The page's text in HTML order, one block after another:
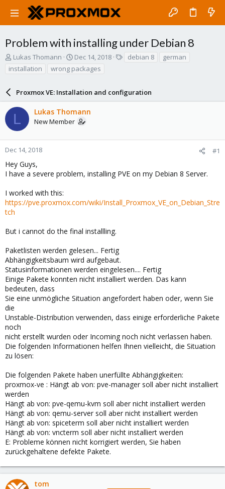
Problem with installing under Debian 8
T
r
d
s
a
r
r
Lukas Thomann
S
a
t
d
a
t
Dec 14, 2018 debian 8
german
installation
wrong packages
Proxmox VE: Installation and configuration
L Lukas Thomann
New Member
Dec 14, 2018 #1
Hey Guys,
I have a severe problem, installing PVE on my Debian 8 Server.
I worked with this:
https://pve.proxmox.com/wiki/Install_Proxmox_VE_on_Debian_Stre
tch
But i cannot do the final installling.
Paketlisten werden gelesen... Fertig
Abhängigkeitsbaum wird aufgebaut.
Statusinformationen werden eingelesen.... Fertig
Einige Pakete konnten nicht installiert werden. Das kann
bedeuten, dass
Sie eine unmögliche Situation angefordert haben oder, wenn Sie
die
Unstable-Distribution verwenden, dass einige erforderliche Pakete
noch
nicht erstellt wurden oder Incoming noch nicht verlassen haben.
Die folgenden Informationen helfen Ihnen vielleicht, die Situation
zu lösen:
Die folgenden Pakete haben unerfüllte Abhängigkeiten:
proxmox-ve : Hängt ab von: pve-manager soll aber nicht installiert
werden
Hängt ab von: pve-qemu-kvm soll aber nicht installiert werden
Hängt ab von: qemu-server soll aber nicht installiert werden
Hängt ab von: spiceterm soll aber nicht installiert werden
Hängt ab von: vncterm soll aber nicht installiert werden
E: Probleme können nicht korrigiert werden, Sie haben
zurückgehaltene defekte Pakete.
tom